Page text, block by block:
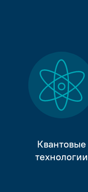
Квантовые
технологии